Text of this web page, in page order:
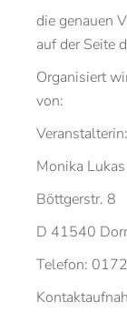
die genauen
auf der Seite
Organisiert
von:
Veranstalterin:
Monika Lukas
Böttgerstr. 8
D 41540
Telefon: